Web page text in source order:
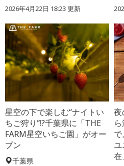
2026年4月22日 18:23 更新
星空の下で楽しむ“ナイトい
ちご狩り”!?千葉県に「THE
FARM星空いちご園」がオー
プン
千葉県
夜
在